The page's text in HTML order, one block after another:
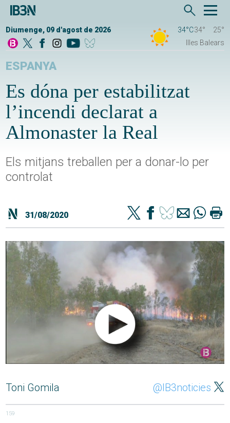
Diumenge, 09 d'agost de 2026 34°C34°
25°
Illes Balears
ESPANYA
Es dóna per estabilitzat
l’incendi declarat a
Almonaster la Real
Els mitjans treballen per a donar-lo per
controlat
31/08/2020
Toni Gomila @IB3noticies
159